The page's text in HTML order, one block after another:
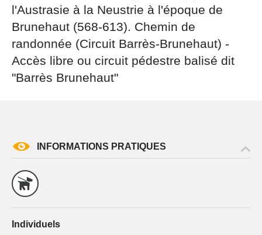
l'Austrasie à la Neustrie à l'époque de
Brunehaut (568-613). Chemin de
randonnée (Circuit Barrès-Brunehaut) -
Accès libre ou circuit pédestre balisé dit
"Barrès Brunehaut"
INFORMATIONS PRATIQUES
Individuels
concernant, que vous pouvez exercer en adressant une
par courrier signé accompagné de la copie d’un titre
d’identité à l’adresse suivante : Meurthe & Moselle
Tourisme - 48 esplanade Jacques-Baudot CO 90019